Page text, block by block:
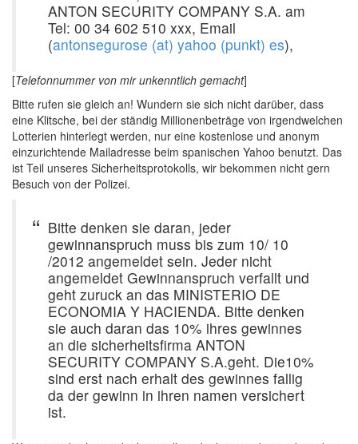
ANTON SECURITY COMPANY S.A. am
Tel: 00 34 602 510 xxx, Email
(antonsegurose (at) yahoo (punkt) es),
[Telefonnummer von mir unkenntlich gemacht]
Bitte rufen sie gleich an! Wundern sie sich nicht darüber, dass
eine Klitsche, bei der ständig Millionenbeträge von irgendwelchen
Lotterien hinterlegt werden, nur eine kostenlose und anonym
einzurichtende Mailadresse beim spanischen Yahoo benutzt. Das
ist Teil unseres Sicherheitsprotokolls, wir bekommen nicht gern
Besuch von der Polizei.
Bitte denken sie daran, jeder
gewinnanspruch muss bis zum 10/ 10
/2012 angemeldet sein. Jeder nicht
angemeldet Gewinnanspruch verfallt und
geht zuruck an das MINISTERIO DE
ECONOMIA Y HACIENDA. Bitte denken
sie auch daran das 10% ihres gewinnes
an die sicherheitsfirma ANTON
SECURITY COMPANY S.A.geht. Die10%
sind erst nach erhalt des gewinnes fallig
da der gewinn in ihren namen versichert
ist.